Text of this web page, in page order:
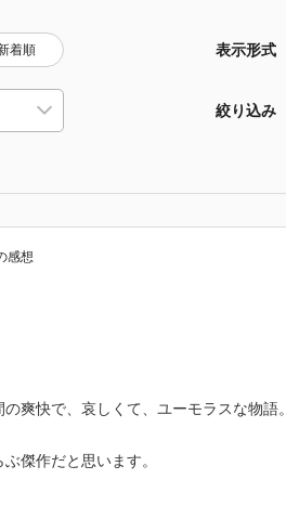
着順 表示形式
絞り込み
感想
爽快で、哀しくて、ユーモラスな物語。
傑作だと思います。